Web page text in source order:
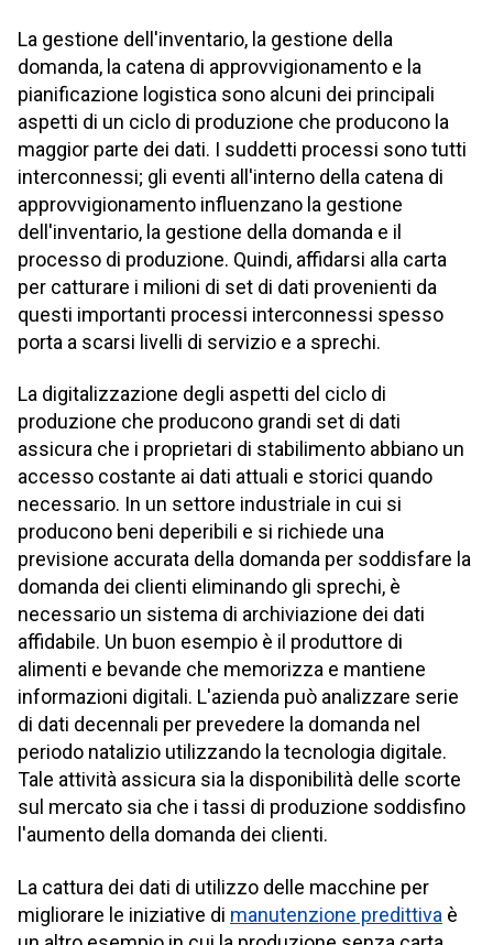
La gestione dell'inventario, la gestione della
domanda, la catena di approvvigionamento e la
pianificazione logistica sono alcuni dei principali
aspetti di un ciclo di produzione che producono la
maggior parte dei dati. I suddetti processi sono tutti
interconnessi; gli eventi all'interno della catena di
approvvigionamento influenzano la gestione
dell'inventario, la gestione della domanda e il
processo di produzione. Quindi, affidarsi alla carta
per catturare i milioni di set di dati provenienti da
questi importanti processi interconnessi spesso
porta a scarsi livelli di servizio e a sprechi.
La digitalizzazione degli aspetti del ciclo di
produzione che producono grandi set di dati
assicura che i proprietari di stabilimento abbiano un
accesso costante ai dati attuali e storici quando
necessario. In un settore industriale in cui si
producono beni deperibili e si richiede una
previsione accurata della domanda per soddisfare la
domanda dei clienti eliminando gli sprechi, è
necessario un sistema di archiviazione dei dati
affidabile. Un buon esempio è il produttore di
alimenti e bevande che memorizza e mantiene
informazioni digitali. L'azienda può analizzare serie
di dati decennali per prevedere la domanda nel
periodo natalizio utilizzando la tecnologia digitale.
Tale attività assicura sia la disponibilità delle scorte
sul mercato sia che i tassi di produzione soddisfino
l'aumento della domanda dei clienti.
La cattura dei dati di utilizzo delle macchine per
migliorare le iniziative di manutenzione predittiva è